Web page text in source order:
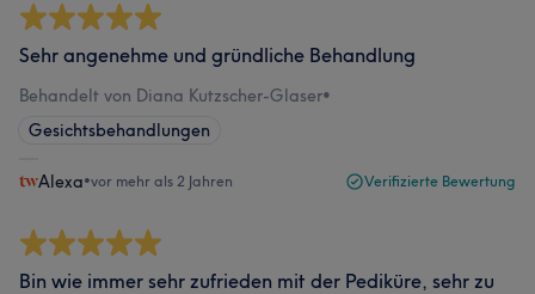
Sehr angenehme und gründliche Behandlung
Behandelt von Diana Kutzscher-Glaser•
Gesichtsbehandlungen
Alexa•vor mehr als 2 Jahren Verifizierte Bewertung
Bin wie immer sehr zufrieden mit der Pediküre, sehr zu